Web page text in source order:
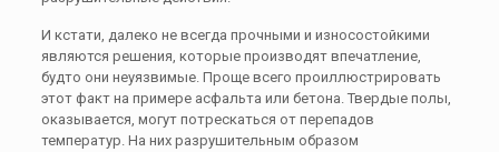
И кстати, далеко не всегда прочными и износостойкими
являются решения, которые производят впечатление,
будто они неуязвимые. Проще всего проиллюстрировать
этот факт на примере асфальта или бетона. Твердые полы,
оказывается, могут потрескаться от перепадов
температур. На них разрушительным образом